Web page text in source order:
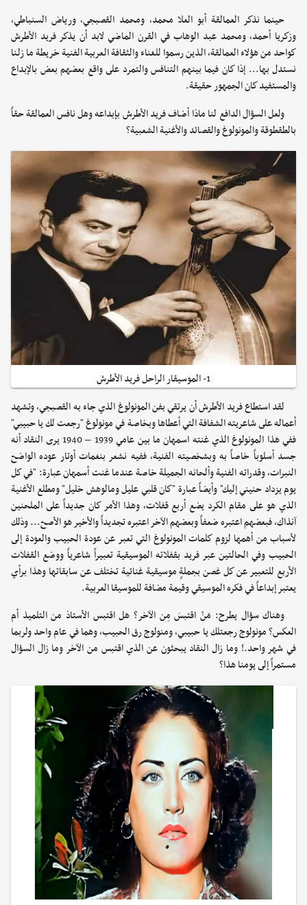
حينما نذكر العمالقة أبو العلا محمد، ومحمد القصبجي، ورياض السنباطي،
وزكريا أحمد، ومحمد عبد الوهاب في القرن الماضي لابد أن يذكر فريد الأطرش
كواحد من هؤلاء العمالقة، الذين رسموا للغناء والثقافة العربية الفنية خريطة ما زلنا
نستدل بها... إذا كان فيما بينهم التنافس والتمرد على واقع بعضهم بعض بالإبداع
والمستفيد كان الجمهور حقيقة.
ولعل السؤال الدافع لنا ماذا أضاف فريد الأطرش بإبداعه وهل نافس العمالقة حقاً
بالطقطوقة والمونولوغ والقصائد والأغنية الشعبية؟
1- الموسيقار الراحل فريد الأطرش
لقد استطاع فريد الأطرش أن يرتقي بفن المونولوغ الذي جاء به القصبجي، وتشهد
أعماله على شاعريته الشفافة التي أعطاها وبخاصة في مونولوغ "رجعت لك يا حبيبي"
ففي هذا المونولوغ الذي غنته اسمهان ما بين عامي 1939 – 1940 يرى النقاد أنه
جسد أسلوباً خاصاً به وبشخصيته الفنية، ففيه نشعر بنغمات أوتار عوده الواضح
النبرات، وقدراته الفنية وألحانه الجميلة خاصة عندما غنت أسمهان عبارة: "في كل
يوم يزداد حنيني إليك" وأيضاً عبارة "كان قلبي عليل ومالوهش خليل" ومطلع الأغنية
الذي هو على مقام الكرد يضع أربع قفلات، وهذا الأمر كان جديداً على الملحنين
آنذاك، فبعضهم اعتبره ضعفاً وبعضهم الآخر اعتبره تجديداً والأخير هو الأصح... وذلك
لأسباب من أهمها لزوم كلمات المونولوغ التي تعبر عن عودة الحبيب والعودة إلى
الحبيب وفي الحالتين عبر فريد بقفلاته الموسيقية تعبيراً شاعرياً ووضع القفلات
الأربع للتعبير عن كل غصن بجملةٍ موسيقية غنائية تختلف عن سابقاتها وهذا برأي
يعتبر إبداعاً في فكره الموسيقي وقيمة مضافة للموسيقا العربية.
وهناك سؤال يطرح: مَنْ اقتبسَ مِن الآخر؟ هل اقتبس الأستاذ من التلميذ أم
العكس؟ مونولوج رجعتلك يا حبيبي، ومنولوج رق الحبيب، وهما في عام واحد ولربما
في شهر واحد.! وما زال النقاد يبحثون عن الذي اقتبس من الآخر وما زال السؤال
مستمراً إلى يومنا هذا؟